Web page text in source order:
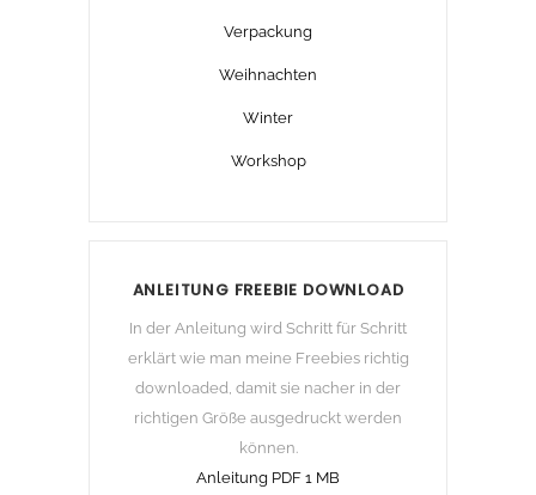
Verpackung
Weihnachten
Winter
Workshop
ANLEITUNG FREEBIE DOWNLOAD
In der Anleitung wird Schritt für Schritt
erklärt wie man meine Freebies richtig
downloaded, damit sie nacher in der
richtigen Größe ausgedruckt werden
können.
Anleitung PDF 1 MB